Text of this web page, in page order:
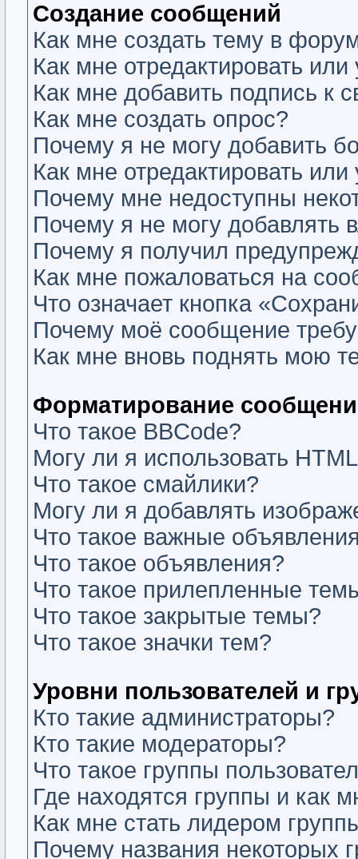
Создание сообщений
Как мне создать тему в
Как мне отредактировать
Как мне добавить подпись к
Как мне создать опрос?
Почему я не могу добавить
Как мне отредактировать
Почему мне недоступны
Почему я не могу добавлять
Почему я получил
Как мне пожаловаться на
Что означает кнопка
Почему моё сообщение
Как мне вновь поднять мою
Форматирование
Что такое BBCode?
Могу ли я использовать
Что такое смайлики?
Могу ли я добавлять
Что такое важные
Что такое объявления?
Что такое прилепленные
Что такое закрытые темы?
Что такое значки тем?
Уровни пользователей и
Кто такие администраторы?
Кто такие модераторы?
Что такое группы
Где находятся группы и как
Как мне стать лидером
Почему названия некоторых